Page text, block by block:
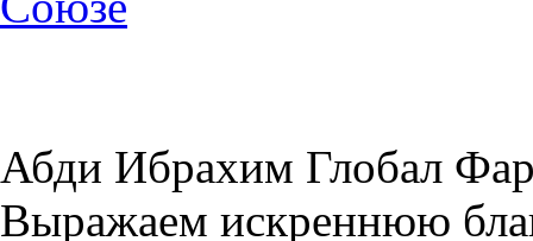
Абди Ибрахим Глобал
Выражаем искреннюю